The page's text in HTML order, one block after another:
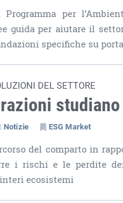
Programma per
guida per aiutare il
specifiche su
DEL SETTORE
Notizie ESG Market
del comparto in
i rischi e le perdite
ecosistemi